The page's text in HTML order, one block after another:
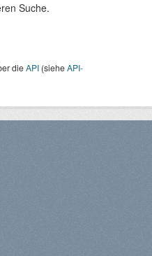
Suche.
dieAPI (sieheAPI-